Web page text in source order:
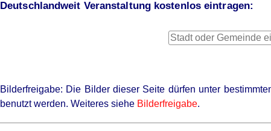
Deutschlandweit Veranstaltung kostenlos eintragen:
Bilderfreigabe: Die Bilder dieser Seite dürfen unter
benutzt werden. Weiteres siehe Bilderfreigabe.